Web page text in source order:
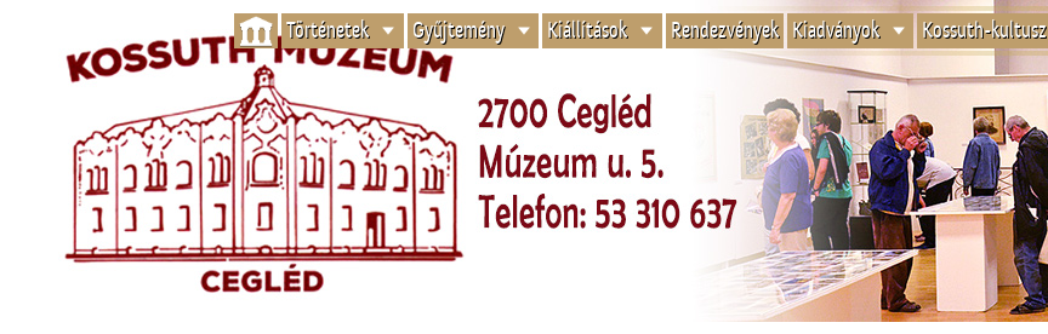
Történetek Gyűjtemény Kiállítások Rendezvények Kiadványok Kossuth-kultusz